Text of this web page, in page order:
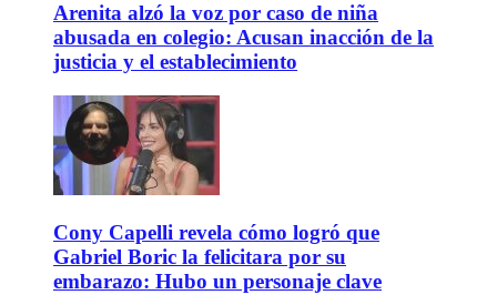
Arenita alzó la voz por caso de niña
abusada en colegio: Acusan inacción de la
justicia y el establecimiento
Cony Capelli revela cómo logró que
Gabriel Boric la felicitara por su
embarazo: Hubo un personaje clave